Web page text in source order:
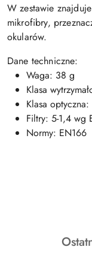
W zestawie
mikrofibry,
okularów.
Dane techniczne:
Waga: 38 g
Klasa
Klasa optyczna:
Filtry: 5-1,4 wg
Normy: EN166
Pomiń